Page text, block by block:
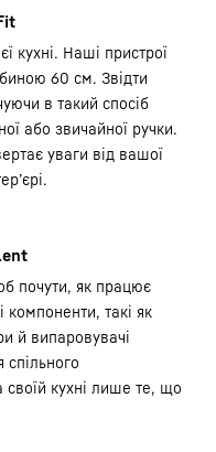
кухні. Наші пристрої
60 см. Звідти
в такий спосіб
або звичайної ручки.
уваги від вашої
почути, як працює
компоненти, такі як
й випаровувачі
своїй кухні лише те, що